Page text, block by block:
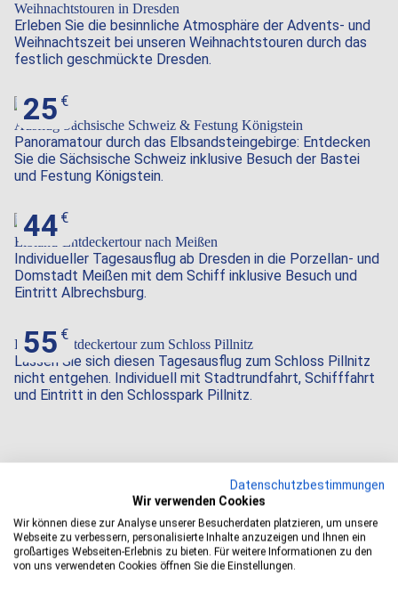
Weihnachtstouren in Dresden
Erleben Sie die besinnliche Atmosphäre der Advents- und
Weihnachtszeit bei unseren Weihnachtstouren durch das
festlich geschmückte Dresden.
25
Ausflug Sächsische Schweiz & Festung Königstein
Panoramatour durch das Elbsandsteingebirge: Entdecken
Sie die Sächsische Schweiz inklusive Besuch der Bastei
und Festung Königstein.
44
Elbland-Entdeckertour nach Meißen
Individueller Tagesausflug ab Dresden in die Porzellan- und
Domstadt Meißen mit dem Schiff inklusive Besuch und
Eintritt Albrechsburg.
55
Pillnitz-Entdeckertour zum Schloss Pillnitz
Lassen Sie sich diesen Tagesausflug zum Schloss Pillnitz
nicht entgehen. Individuell mit Stadtrundfahrt, Schifffahrt
und Eintritt in den Schlosspark Pillnitz.
Gruppenangebote – Abwechslung für Ihre
Gruppenreise nach Dresden
Verreisen macht in Gesellschaft am meisten
Spaß. Auch für größere Reisegruppen,
Vereinsfahrten und Firmenausflüge haben wir
Datenschutzbestimmungen
Wir verwenden Cookies
Wir können diese zur Analyse unserer Besucherdaten platzieren, um unsere
Webseite zu verbessern, personalisierte Inhalte anzuzeigen und Ihnen ein
großartiges Webseiten-Erlebnis zu bieten. Für weitere Informationen zu den
von uns verwendeten Cookies öffnen Sie die Einstellungen.